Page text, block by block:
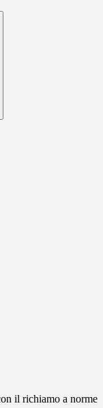
il richiamo a norme